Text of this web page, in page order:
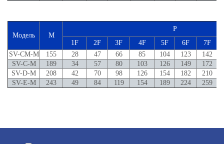
Модель M
P
1F
2F 3F 4F 5F 6F
7F
SV-CM-M
155 28 47 66 85 104 123 142
SV-C-M
189 34 57 80 103 126 149 172
SV-D-M
208 42 70 98 126 154 182 210
SV-E-M
243 49 84 119 154 189 224 259